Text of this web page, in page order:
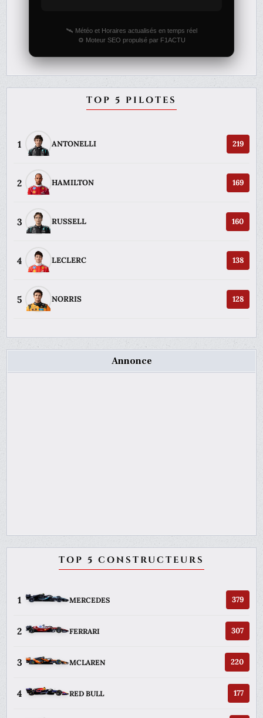
🛰️ Météo et Horaires actualisés en temps réel
⚙️ Moteur SEO propulsé par F1ACTU
TOP 5 PILOTES
1 ANTONELLI 219
2 HAMILTON 169
3 RUSSELL 160
4 LECLERC 138
5 NORRIS 128
Annonce
TOP 5 CONSTRUCTEURS
1 MERCEDES 379
2 FERRARI 307
3 MCLAREN 220
4 RED BULL 177